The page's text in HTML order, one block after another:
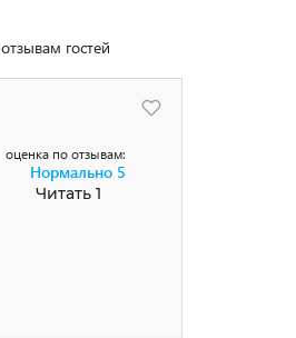
гостей
оценка по отзывам:
Нормально 5
Читать 1